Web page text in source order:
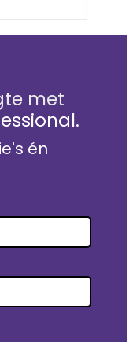
met
én